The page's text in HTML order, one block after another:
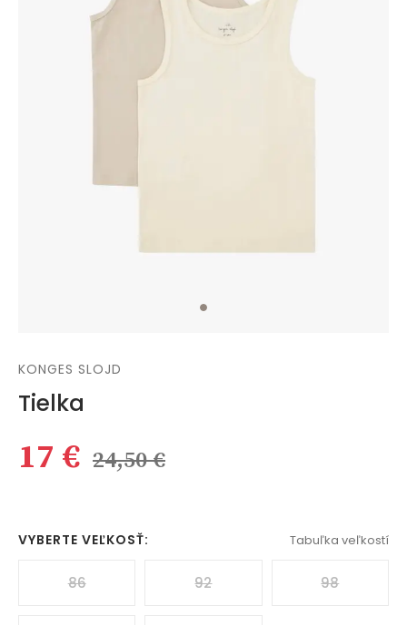
KONGES SLOJD
Tielka
17 € 24,50 €
VYBERTE VEĽKOSŤ: Tabuľka veľkostí
86 92 98